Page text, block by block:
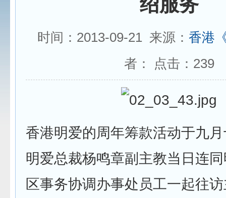
时间：2013-09-21 来源： 香港
者： 点击： 239
香港明爱的周年筹款活动于九
明爱总裁杨鸣章副主教当日连
区事务协调办事处员工一起往